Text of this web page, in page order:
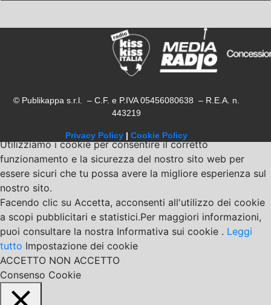
© Publikappa s.r.l. – C.F. e P.IVA 05456080638 – R.E.A. n.
443219
Privacy Policy | Cookie Policy
Utilizziamo i cookie per consentire il corretto
funzionamento e la sicurezza del nostro sito web per
essere sicuri che tu possa avere la migliore esperienza sul
nostro sito.
Facendo clic su Accetta, acconsenti all'utilizzo dei cookie
a scopi pubblicitari e statistici.Per maggiori informazioni,
puoi consultare la nostra Informativa sui cookie . Leggi
tutto Impostazione dei cookie
ACCETTO NON ACCETTO
Consenso Cookie